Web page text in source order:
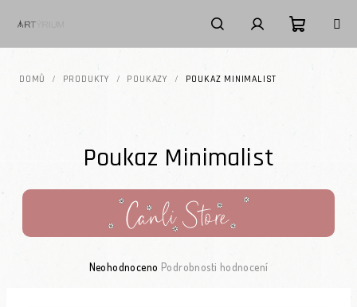
Hledat PřihlášeníNákupní
DOMŮ / PRODUKTY / POUKAZY / POUKAZ MINIMALIST
Poukaz Minimalist
Průměrné hodnocení produktu je 0,0 z 5 hvězdiček.
Neohodnoceno Podrobnosti hodnocení